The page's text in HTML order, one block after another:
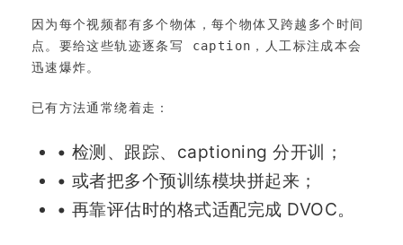
因为每个视频都有多个物体，每个物体又跨越多个时间
点。要给这些轨迹逐条写 caption，人工标注成本会
迅速爆炸。
已有方法通常绕着走：
• 检测、跟踪、captioning 分开训；
• 或者把多个预训练模块拼起来；
• 再靠评估时的格式适配完成 DVOC。